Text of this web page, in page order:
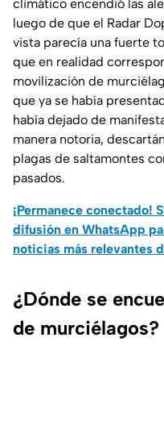
climático encendió las
luego de que el Radar
vista parecía una fuerte
que en realidad
movilización de
que ya se había
había dejado de
manera notoria,
plagas de saltamontes
pasados.
¡Permanece conectado!
difusión en WhatsApp
noticias más relevantes
¿Dónde se
de murciélagos?